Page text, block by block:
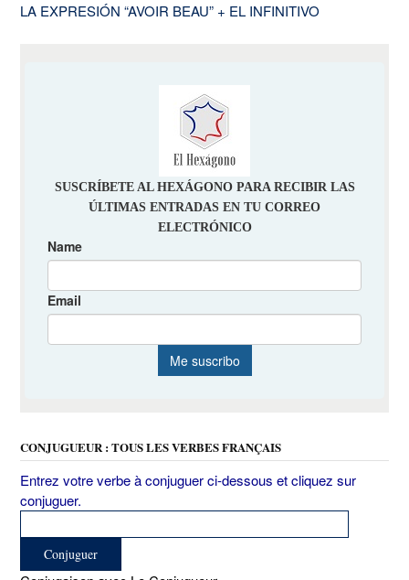
LA EXPRESIÓN “AVOIR BEAU” + EL INFINITIVO
CONJUGUEUR : TOUS LES VERBES FRANÇAIS
Entrez votre verbe à conjuguer ci-dessous et cliquez sur
conjuguer.